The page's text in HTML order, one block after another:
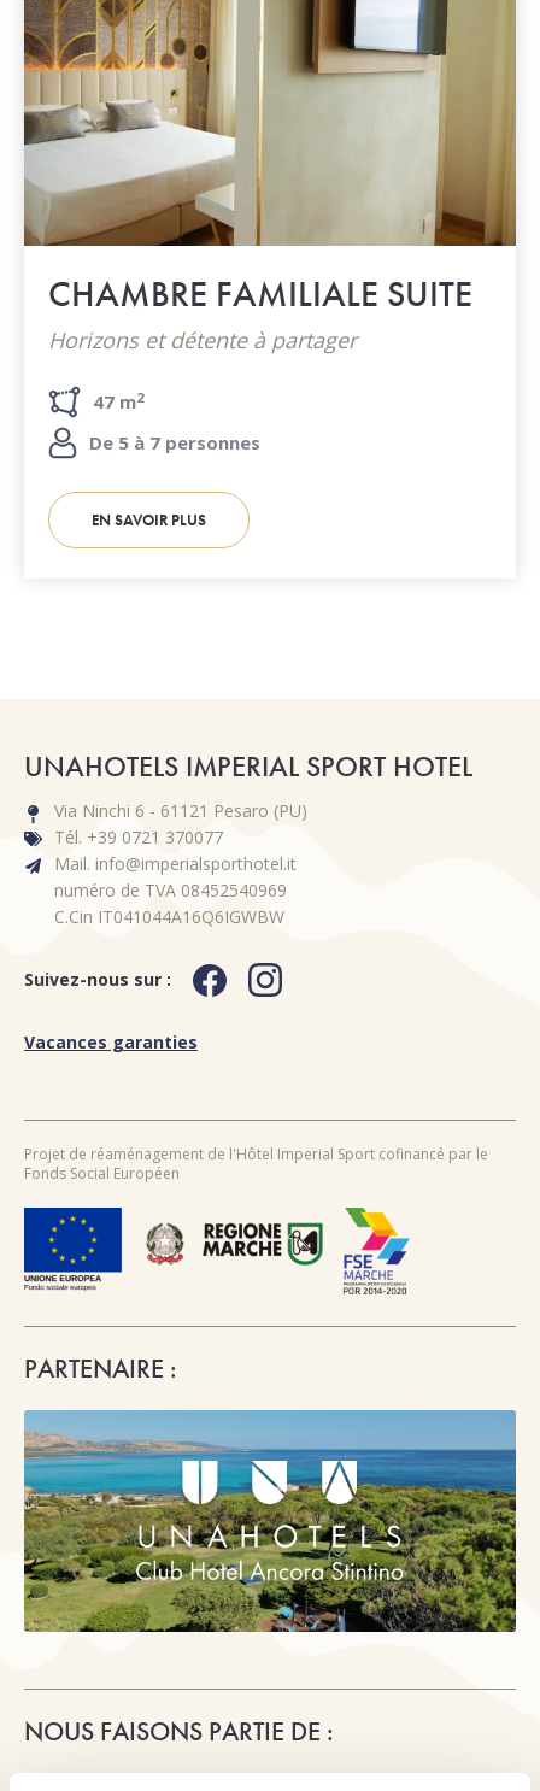
CHAMBRE FAMILIALE SUITE
Horizons et détente à partager
47 m2
De 5 à 7 personnes
EN SAVOIR PLUS
UNAHOTELS IMPERIAL SPORT HOTEL
Via Ninchi 6 - 61121 Pesaro (PU)
Tél. +39 0721 370077
Mail. info@imperialsporthotel.it
numéro de TVA 08452540969
C.Cin IT041044A16Q6IGWBW
Suivez-nous sur :
Vacances garanties
Projet de réaménagement de l'Hôtel Imperial Sport cofinancé par le
Fonds Social Européen
PARTENAIRE :
NOUS FAISONS PARTIE DE :